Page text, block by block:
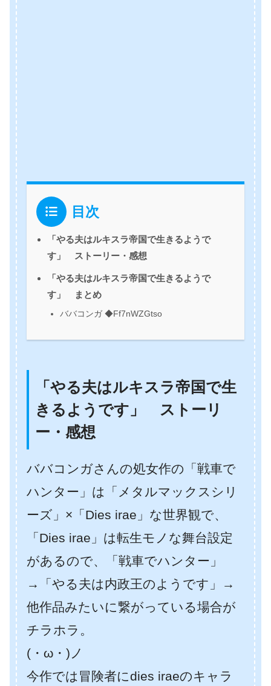
目次
「やる夫はルキスラ帝国で生きるようで
す」 ストーリー・感想
「やる夫はルキスラ帝国で生きるようで
す」 まとめ
ババコンガ ◆Ff7nWZGtso
「やる夫はルキスラ帝国で生
きるようです」 ストーリ
ー・感想
ババコンガさんの処女作の「戦車で
ハンター」は「メタルマックスシリ
ーズ」×「Dies irae」な世界観で、
「Dies irae」は転生モノな舞台設定
があるので、「戦車でハンター」
→「やる夫は内政王のようです」→
他作品みたいに繋がっている場合が
チラホラ。
(・ω・)ノ
今作では冒険者にdies iraeのキャラ